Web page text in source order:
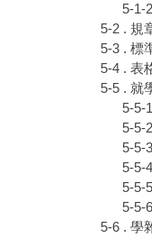
5-1-
5-2 . 規
5-3 . 標
5-4 . 表
5-5 . 就
5-5-
5-5-
5-5-
5-5-
5-5-
5-5-
5-6 . 學